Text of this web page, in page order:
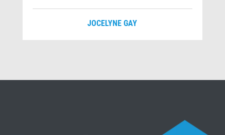
JOCELYNE GAY